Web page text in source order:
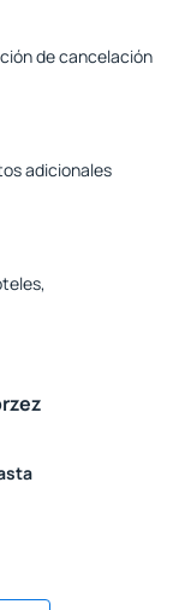
de cancelación
adicionales